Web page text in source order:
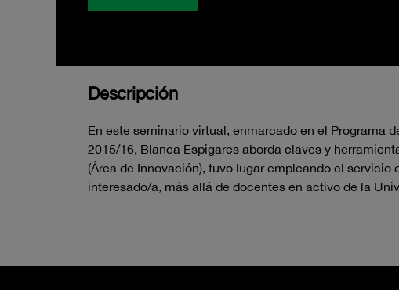
Descripción
En este seminario virtual, enmarcado en el Programa
2015/16, Blanca Espigares aborda claves y
(Área de Innovación), tuvo lugar empleando el
interesado/a, más allá de docentes en activo de la